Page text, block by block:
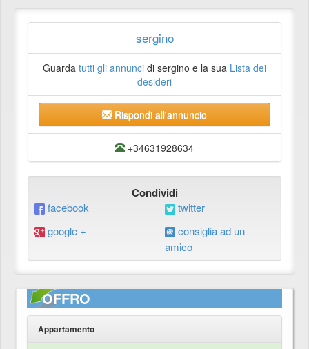
sergino
Guarda tutti gli annunci di sergino e la sua Lista dei
desideri
Rispondi all'annuncio
+34631928634
Condividi
facebook
twitter
google +
consiglia ad un
amico
OFFRO
Appartamento